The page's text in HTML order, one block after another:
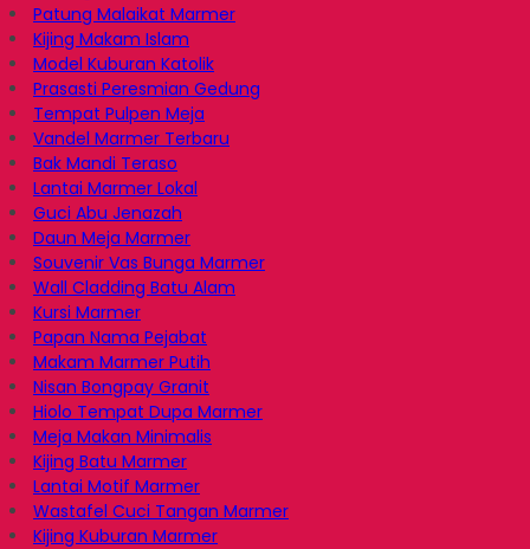
Patung Malaikat Marmer
Kijing Makam Islam
Model Kuburan Katolik
Prasasti Peresmian Gedung
Tempat Pulpen Meja
Vandel Marmer Terbaru
Bak Mandi Teraso
Lantai Marmer Lokal
Guci Abu Jenazah
Daun Meja Marmer
Souvenir Vas Bunga Marmer
Wall Cladding Batu Alam
Kursi Marmer
Papan Nama Pejabat
Makam Marmer Putih
Nisan Bongpay Granit
Hiolo Tempat Dupa Marmer
Meja Makan Minimalis
Kijing Batu Marmer
Lantai Motif Marmer
Wastafel Cuci Tangan Marmer
Kijing Kuburan Marmer